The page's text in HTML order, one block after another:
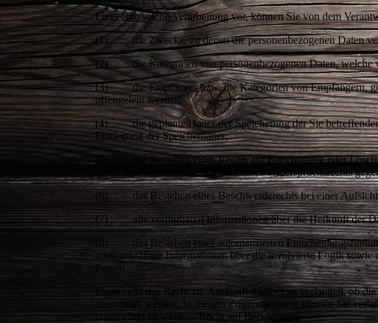
Liegt eine solche Verarbeitung vor, können Sie von dem
(1) die Zwecke, zu denen die personenbezogenen Daten
(2) die Kategorien von personenbezogenen Daten, welche
(3) die Empfänger bzw. die Kategorien von Empfängern,
offengelegt werden;
(4) die geplante Dauer der Speicherung der Sie
Festlegung der Speicherdauer;
(5) das Bestehen eines Rechts auf Berichtigung oder
durch den Verantwortlichen oder eines Widerspruchsrechts
(6) das Bestehen eines Beschwerderechts bei einer
(7) alle verfügbaren Informationen über die Herkunft der
(8) das Bestehen einer automatisierten
aussagekräftige Informationen über die involvierte Logik
Person.
Ihnen steht das Recht zu, Auskunft darüber zu verlangen, ob
übermittelt werden. In diesem Zusammenhang können Sie
unterrichtet zu werden. Recht auf Berichtigung